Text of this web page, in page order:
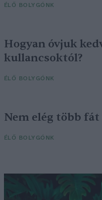
ÉLŐ BOLYGÓNK
Hogyan óvjuk
kullancsoktól?
ÉLŐ BOLYGÓNK
Nem elég több
ÉLŐ BOLYGÓNK